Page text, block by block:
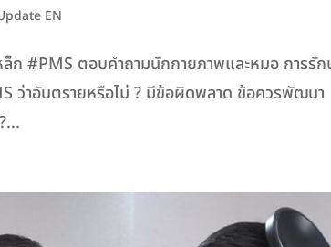
EN
ก #PMS ตอบคำถามนักกายภาพและหมอ การรัก
ว่าอันตรายหรือไม่ ? มีข้อผิดพลาด ข้อควรพัฒนา